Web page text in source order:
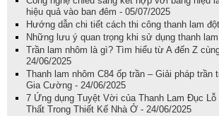
hiệu quả vào ban đêm - 05/07/2025
Hướng dẫn chi tiết cách thi công thanh lam
Những lưu ý quan trọng khi sử dụng thanh
Trần lam nhôm là gì? Tìm hiểu từ A đến Z
24/06/2025
Thanh lam nhôm C84 ốp trần – Giải pháp trần
Gia Cường - 24/06/2025
7 Ứng dụng Tuyệt Vời của Thanh Lam Đục Lỗ
Thất Trong Thiết Kế Nhà Ở - 24/06/2025